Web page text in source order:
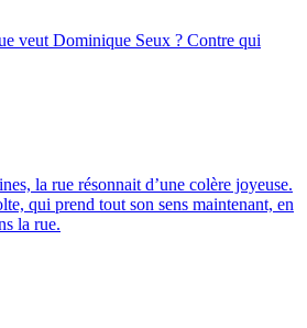
veut Dominique Seux ? Contre qui
la rue résonnait d’une colère joyeuse.
qui prend tout son sens maintenant, en
la rue.